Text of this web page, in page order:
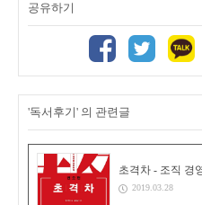
공유하기
'독서후기' 의 관련글
초격차 - 조직 경
2019.03.28